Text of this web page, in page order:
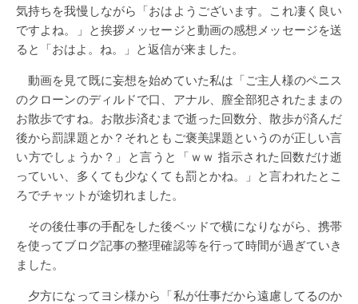
気持ちを我慢しながら「おはようございます。これ凄く良い
ですよね。」と挨拶メッセージと動画の感想メッセージを送
ると「おはよ。ね。」と返信が来ました。
動画を見て既に妄想を始めていた私は「ご主人様のペニス
のクローンのディルドで口、アナル、膣全部犯されたままの
お散歩ですね。お散歩済むまで逝った回数分、散歩が済んだ
後から罰課題とか？それともご褒美課題というのが正しい言
い方でしょうか？」と言うと「ｗｗ 指示された回数だけ逝
っていい、多くても少なくても罰とかね。」と言われたとこ
ろでチャットが途切れました。
その後仕事の手配をした後ベッドで横になりながら、携帯
を使ってブログ記事の整理確認等を行って時間が過ぎていき
ました。
夕方になってヨシ様から「私が仕事だから遠慮してるのか